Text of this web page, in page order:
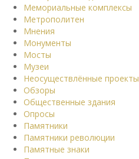
Мемориальные комплексы
Метрополитен
Мнения
Монументы
Мосты
Музеи
Неосуществлённые проекты
Обзоры
Общественные здания
Опросы
Памятники
Памятники революции
Памятные знаки